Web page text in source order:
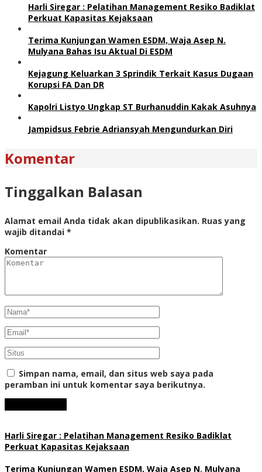
Harli Siregar : Pelatihan Management Resiko Badiklat
Perkuat Kapasitas Kejaksaan
Terima Kunjungan Wamen ESDM, Waja Asep N.
Mulyana Bahas Isu Aktual Di ESDM
Kejagung Keluarkan 3 Sprindik Terkait Kasus Dugaan
Korupsi FA Dan DR
Kapolri Listyo Ungkap ST Burhanuddin Kakak Asuhnya
Jampidsus Febrie Adriansyah Mengundurkan Diri
Komentar
Tinggalkan Balasan
Alamat email Anda tidak akan dipublikasikan. Ruas yang
wajib ditandai *
Komentar
Simpan nama, email, dan situs web saya pada
peramban ini untuk komentar saya berikutnya.
Harli Siregar : Pelatihan Management Resiko Badiklat
Perkuat Kapasitas Kejaksaan
Terima Kunjungan Wamen ESDM, Waja Asep N. Mulyana